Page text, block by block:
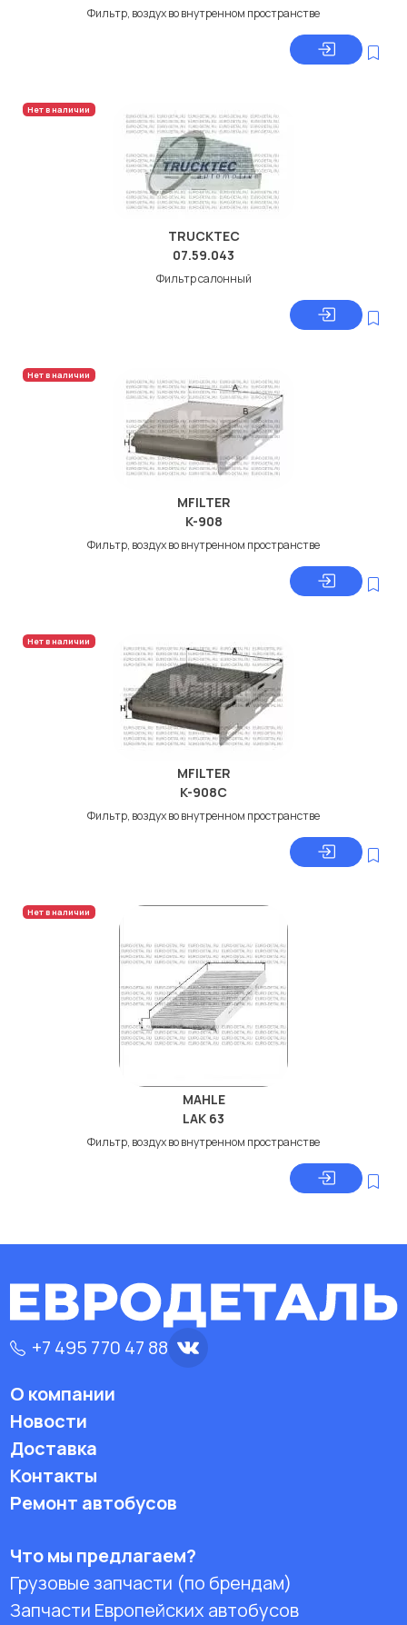
Фильтр, воздух во внутренном пространстве
Нет в наличии
TRUCKTEC
07.59.043
Фильтр салонный
Нет в наличии
MFILTER
K-908
Фильтр, воздух во внутренном пространстве
Нет в наличии
MFILTER
K-908C
Фильтр, воздух во внутренном пространстве
Нет в наличии
MAHLE
LAK 63
Фильтр, воздух во внутренном пространстве
+7 495 770 47 88
О компании
Новости
Доставка
Контакты
Ремонт автобусов
Что мы предлагаем?
Грузовые запчасти (по брендам)
Запчасти Европейских автобусов